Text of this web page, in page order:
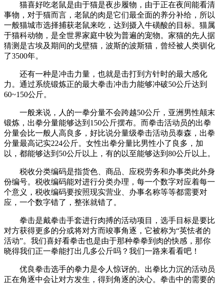
猫喜好吃老鼠是由于猫是夜步履物，由于正在夜间能看清
事物，对于猫而言，老鼠的肉是它们最全面的养分补给，所以
一般猫城市选择捕获老鼠来吃，达到摄入牛磺酸的目标。猫属
于猫科动物，是全世界家庭中较为普遍的宠物。家猫的先人据
猜测是古埃及期间的戈壁猫，波斯的波斯猫，曾经被人类驯化
了3500年。
还有一种是冲击力量，也就是击打到方针时的最大感化
力。通过系统锻炼正的最大拳击冲击力能够冲破50公斤达到
60~150公斤。
一般来说，人的一拳分量不会跨越50公斤，亚洲男性颠末
锻炼，出拳分量能够达到150公斤摆布。而拳击活动员的出拳
分量会比一般人高良多，好比说分量级拳击活动员泰森，出拳
分量最高记实224公斤。女性出拳分量比男性小了良多，加
以，都能够达到50公斤以上，有的以至能够达到80公斤以上。
税收分类编码是指货色、商品、应税劳务和办事类此外身
份编号。税收编码能对进行分类办理，每一个数字对应着每一
个意义，税收编码要按照现实营业、办事名称等等都需要对
应，一个数字错了，整张就错了。
拳击是戴拳击手套进行肉搏的活动项目，选手目标是要比
对方获得更多的分或将对方而竣事角逐，它被称为“英怯者的
活动”。我们喜好看拳击也是由于那种拳拳到肉的快感，那你
晓得我们正一拳能打出几多公斤吗？我们一路来看看吧！
优良拳击选手的拳力是令人惊讶的。出拳比力沉的活动员
正在角逐中会让对方发生，得到角逐的决心。拳击中的需要的